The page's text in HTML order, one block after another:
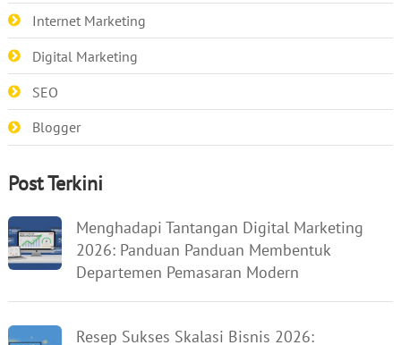
Internet Marketing
Digital Marketing
SEO
Blogger
Post Terkini
Menghadapi Tantangan Digital Marketing
2026: Panduan Panduan Membentuk
Departemen Pemasaran Modern
Resep Sukses Skalasi Bisnis 2026: